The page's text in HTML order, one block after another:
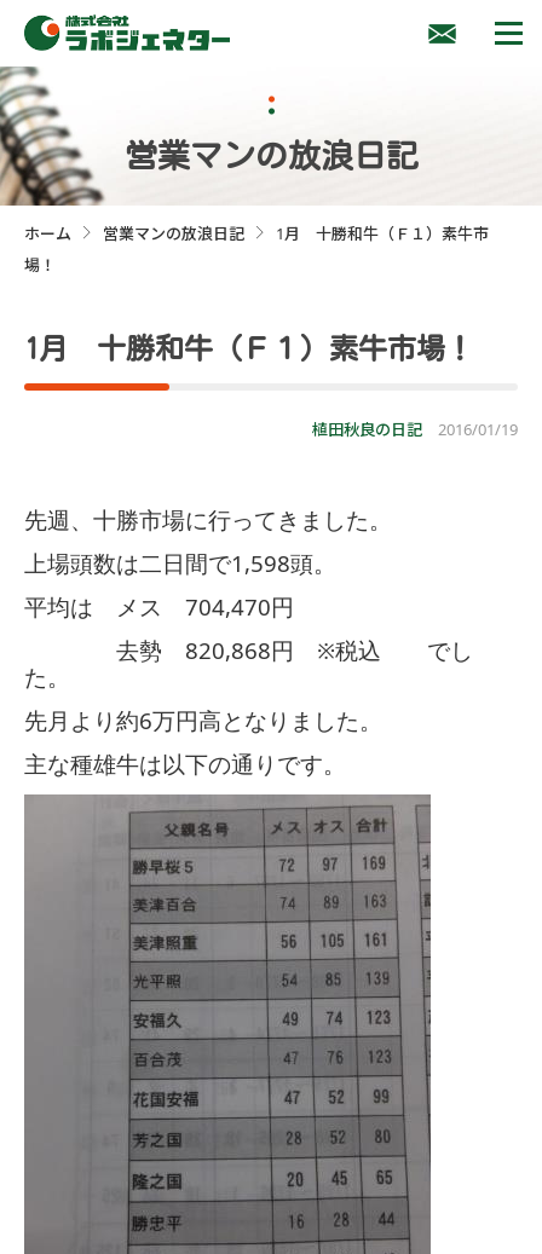
営業マンの放浪日記
ホーム >営業マンの放浪日記
1月 十勝和牛（Ｆ１）素牛市
場！
1月 十勝和牛（Ｆ１）素牛市場！
植田秋良の日記 2016/01/19
先週、十勝市場に行ってきました。
上場頭数は二日間で1,598頭。
平均は メス 704,470円
去勢 820,868円 ※税込 でし
た。
先月より約6万円高となりました。
主な種雄牛は以下の通りです。